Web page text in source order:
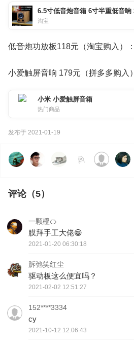
淘宝
低音炮功放板118元（淘宝购入）：
小爱触屏音响 179元（拼多多购入）
小米 小爱触屏音箱
热门商品
发布于 2021-01-19
评论（5）
一颗橙🍊
膜拜手工大佬😁
2021-01-20 06:30:18
跅弛笑红尘
驱动板这么便宜吗？
2021-02-02 12:51:27
152****3334
cy
2021-10-12 12:06:43